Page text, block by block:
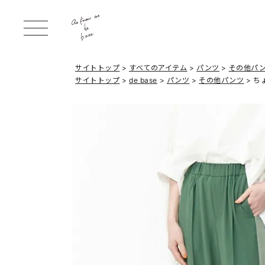
サイトトップ すべてのアイテム パンツ
その他パ
サイトトップ
de base パンツ その他パンツ ち